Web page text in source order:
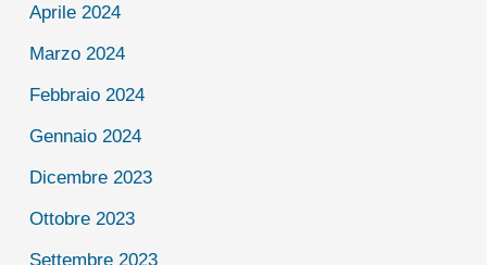
Aprile 2024
Marzo 2024
Febbraio 2024
Gennaio 2024
Dicembre 2023
Ottobre 2023
Settembre 2023